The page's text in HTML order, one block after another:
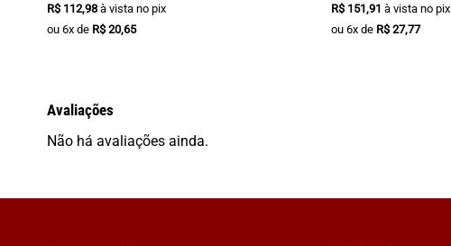
original
era:
R$ 169,90.
R$112,98 à vista no pix
ou 6x de R$20,65
R$151,91 à vista no pix
ou 6x de R$27,77
Avaliações
Não há avaliações ainda.